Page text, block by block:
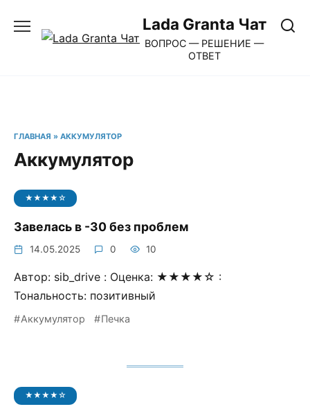
содержанию
Lada Granta Чат
ВОПРОС — РЕШЕНИЕ —
ОТВЕТ
ГЛАВНАЯ » АККУМУЛЯТОР
Аккумулятор
★★★★☆
Завелась в -30 без проблем
14.05.2025 0 10
Автор: sib_drive : Оценка: ★★★★☆ :
Тональность: позитивный
Аккумулятор Печка
★★★★☆